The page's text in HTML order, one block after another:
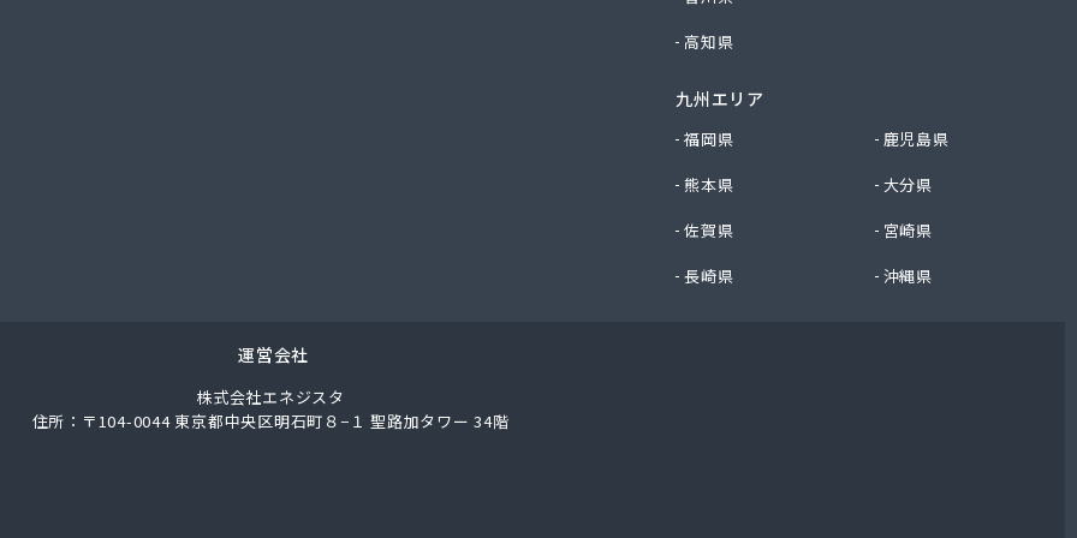
株式会社 エネルギー熊本支店
高知県
九州エリア
福岡県
鹿児島県
熊本県
大分県
佐賀県
宮崎県
長崎県
沖縄県
運営会社
株式会社エネジスタ
住所：〒104-0044 東京都中央区明石町８−１ 聖路加タワー 34階